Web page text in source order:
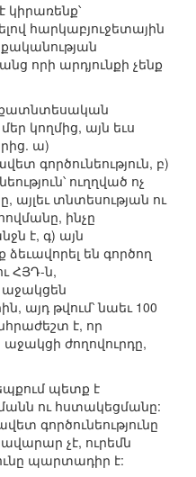
կիրառենք՝
հարկաբյուջետային
որի արդյունքի չենք
կողմից, այն եւս
ա)
գործունեություն, բ)
ուղղված ոչ
այլեւ տնտեսության ու
ինչը
է, գ) այն
ձեւավորել են գործող
ՀՅԴ-ն,
այդ թվում՝ նաեւ 100
է, որ
ժողովուրդը,
պետք է
ու հստակեցմանը:
գործունեությունը
չէ, ուրեմն
պարտադիր է: